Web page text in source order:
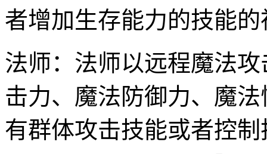
者增加生存能力的技能的
法师：法师以远程魔法
击力、魔法防御力、魔
有群体攻击技能或者控